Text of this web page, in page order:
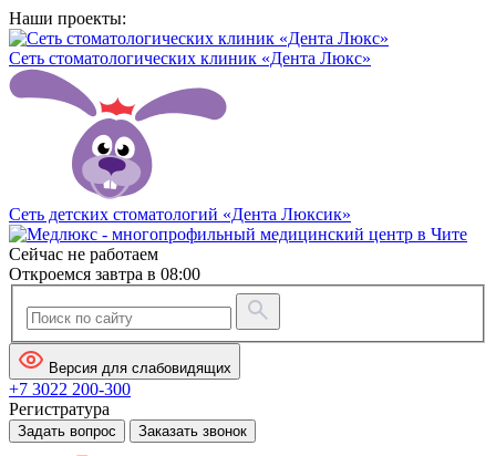
Наши проекты:
Сеть стоматологических клиник «Дента Люкс»
Сеть детских стоматологий «Дента Люксик»
Сейчас не работаем
Откроемся завтра в 08:00
Версия для слабовидящих
+7 3022 200-300
Регистратура
Задать вопрос Заказать звонок